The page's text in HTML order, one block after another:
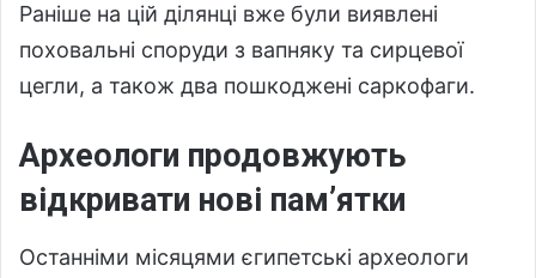
Раніше на цій ділянці вже були виявлені
поховальні споруди з вапняку та сирцевої
цегли, а також два пошкоджені саркофаги.
Археологи продовжують
відкривати нові пам’ятки
Останніми місяцями єгипетські археологи